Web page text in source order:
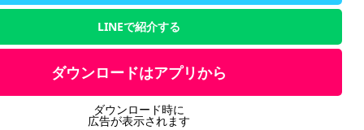
LINEで紹介する
ダウンロードはアプリから
ダウンロード時に
広告が表示されます